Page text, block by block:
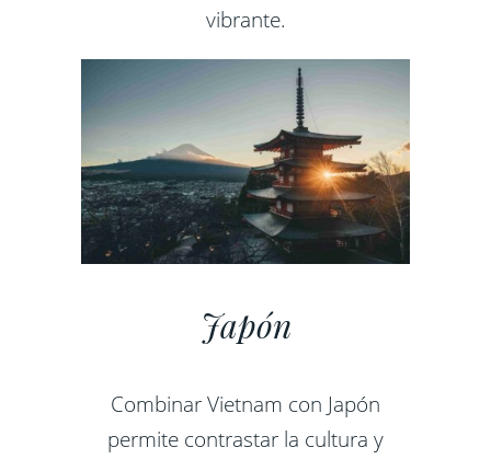
vibrante.
Japón
Combinar Vietnam con Japón
permite contrastar la cultura y